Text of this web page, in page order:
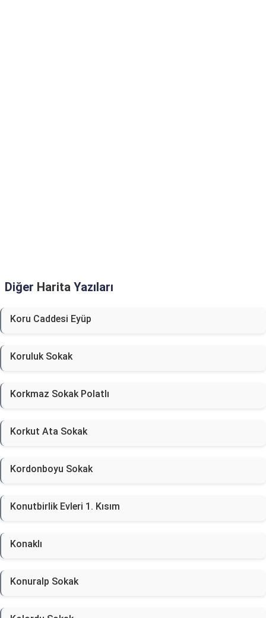
Diğer Harita Yazıları
Koru Caddesi Eyüp
Koruluk Sokak
Korkmaz Sokak Polatlı
Korkut Ata Sokak
Kordonboyu Sokak
Konutbirlik Evleri 1. Kısım
Konaklı
Konuralp Sokak